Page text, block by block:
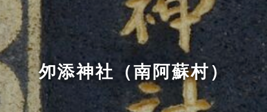
夘添神社（南阿蘇村）